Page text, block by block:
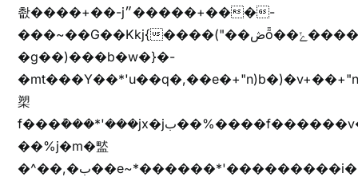
촶����+��-j״�����+���-
���~��G��Kkj{����("��ڞȭ��ݺ������Kkj{"�*'y�"����kj{"�*'r�-
�g��)���b�w�}�-
槊
f���݊���*'���jx�jب��%����f������v��f����zV�ѩ♫b�z~ǭ��b��/
��%j�m�盢
�^��,�ب��e~*������*'���������i�b��Zʋ��֜��]��ek'�zg��V�z[2z���ڶ�޽�����zX������Z��z{h���7��)